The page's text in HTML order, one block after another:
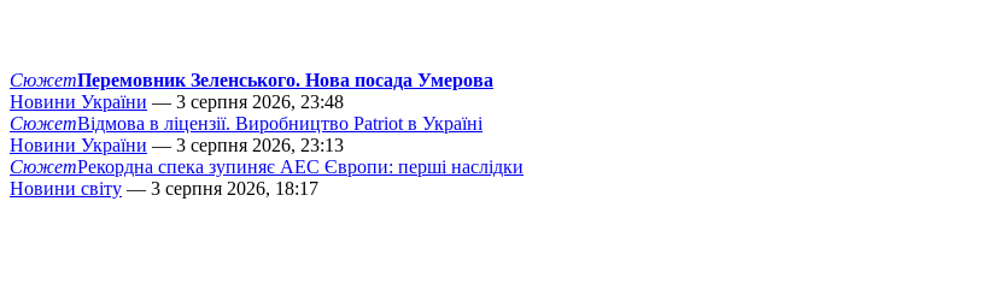
СюжетПеремовник Зеленського. Нова посада Умерова
Новини України — 3 серпня 2026, 23:48
СюжетВідмова в ліцензії. Виробництво Patriot в Україні
Новини України — 3 серпня 2026, 23:13
СюжетРекордна спека зупиняє АЕС Європи: перші наслідки
Новини світу — 3 серпня 2026, 18:17